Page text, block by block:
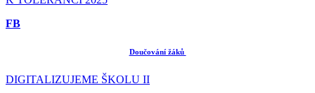
FB
Doučování žáků
DIGITALIZUJEME ŠKOLU II